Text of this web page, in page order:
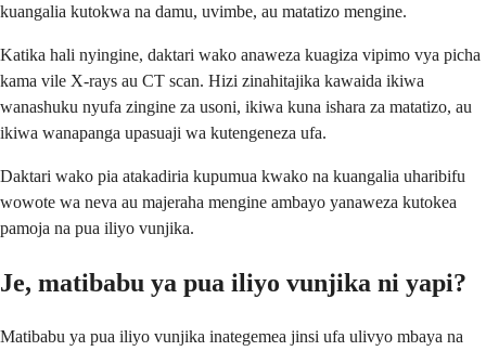
kuangalia kutokwa na damu, uvimbe, au matatizo mengine.
Katika hali nyingine, daktari wako anaweza kuagiza vipimo vya picha
kama vile X-rays au CT scan. Hizi zinahitajika kawaida ikiwa
wanashuku nyufa zingine za usoni, ikiwa kuna ishara za matatizo, au
ikiwa wanapanga upasuaji wa kutengeneza ufa.
Daktari wako pia atakadiria kupumua kwako na kuangalia uharibifu
wowote wa neva au majeraha mengine ambayo yanaweza kutokea
pamoja na pua iliyo vunjika.
Je, matibabu ya pua iliyo vunjika ni yapi?
Matibabu ya pua iliyo vunjika inategemea jinsi ufa ulivyo mbaya na